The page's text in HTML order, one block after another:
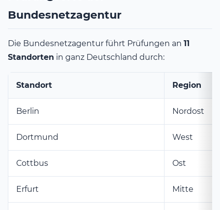
Bundesnetzagentur
Die Bundesnetzagentur führt Prüfungen an 11
Standorten in ganz Deutschland durch:
Standort Region
Berlin Nordost
Dortmund West
Cottbus Ost
Erfurt Mitte